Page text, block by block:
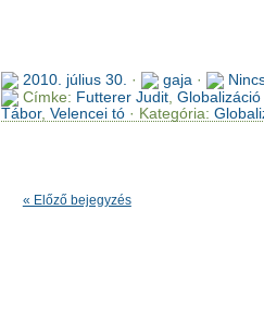
2010. július 30. · gaja ·
Címke: Futterer Judit,
Tábor, Velencei tó· Kategória:
« Előző bejegyzés